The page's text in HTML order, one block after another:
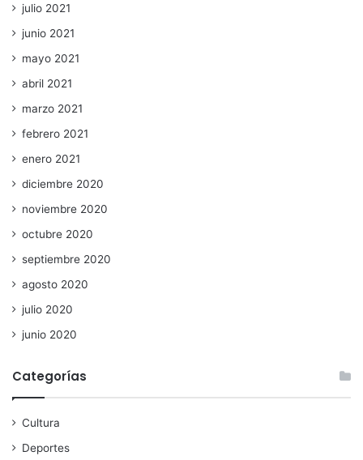
julio 2021
junio 2021
mayo 2021
abril 2021
marzo 2021
febrero 2021
enero 2021
diciembre 2020
noviembre 2020
octubre 2020
septiembre 2020
agosto 2020
julio 2020
junio 2020
Categorías
Cultura
Deportes